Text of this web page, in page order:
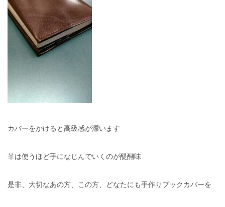
カバーをかけると高級感が漂います
革は使うほど手になじんでいくのが醍醐味
是非、大切なあの方、この方、どなたにも手作りブックカバーを